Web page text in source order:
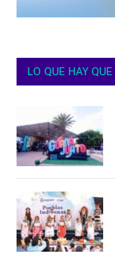
LO QUE HAY QUE